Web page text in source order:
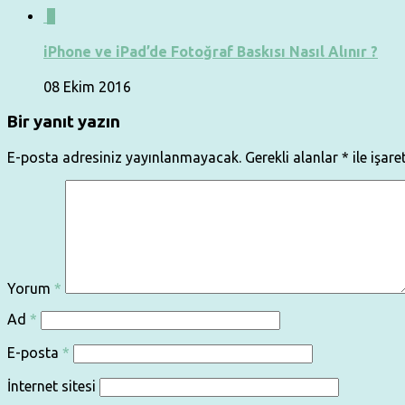
iPhone ve iPad’de Fotoğraf Baskısı Nasıl Alınır ?
08 Ekim 2016
Bir yanıt yazın
E-posta adresiniz yayınlanmayacak. Gerekli alanlar * ile
Yorum *
Ad *
E-posta *
İnternet sitesi